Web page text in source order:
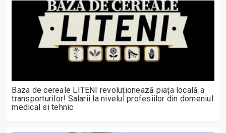
Baza de cereale LITENI revoluționează piața locală a
transporturilor! Salarii la nivelul profesiilor din domeniul
medical si tehnic